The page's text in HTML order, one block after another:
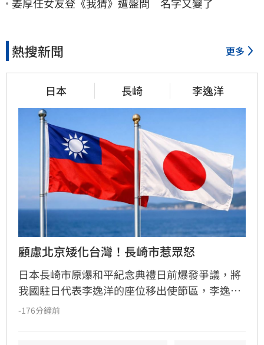
熱搜新聞 更多
日本 長崎 李逸洋
顧慮北京矮化台灣！長崎市惹眾怒
日本長崎市原爆和平紀念典禮日前爆發爭議，將
我國駐日代表李逸洋的座位移出使節區，李逸洋
為捍衛國格果斷拒絕出席。印太戰略智庫執行長
-176分鐘前